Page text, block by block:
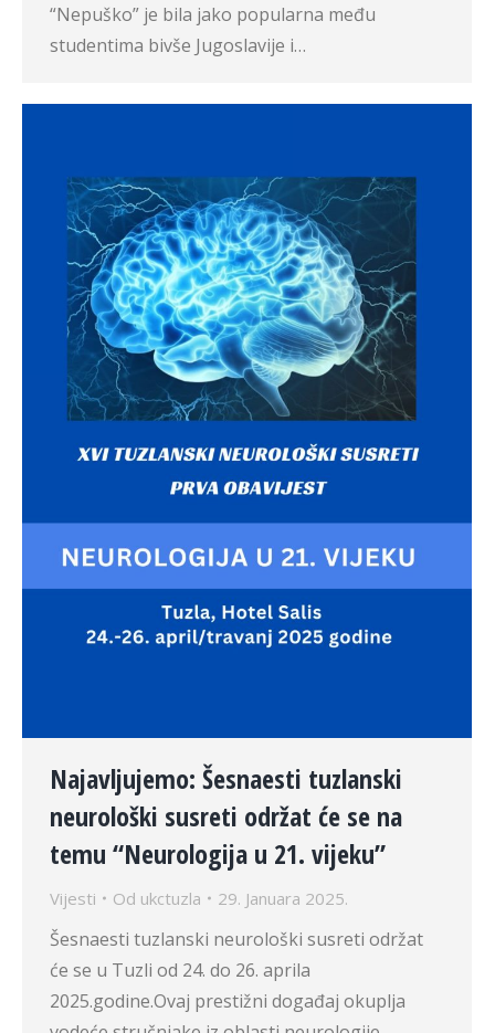
“Nepuško” je bila jako popularna među
studentima bivše Jugoslavije i…
Najavljujemo: Šesnaesti tuzlanski
neurološki susreti održat će se na
temu “Neurologija u 21. vijeku”
Vijesti Od ukctuzla 29. Januara 2025.
Šesnaesti tuzlanski neurološki susreti održat
će se u Tuzli od 24. do 26. aprila
2025.godine.Ovaj prestižni događaj okuplja